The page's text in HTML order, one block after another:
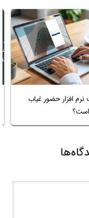
افزار حضور غیاب